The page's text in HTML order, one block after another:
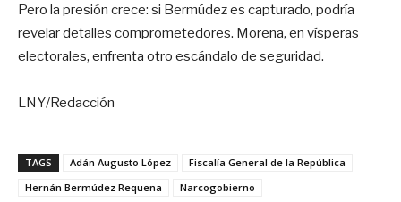
Pero la presión crece: si Bermúdez es capturado, podría
revelar detalles comprometedores. Morena, en vísperas
electorales, enfrenta otro escándalo de seguridad.
LNY/Redacción
TAGS Adán Augusto López
Fiscalía General de la República
Hernán Bermúdez Requena
Narcogobierno